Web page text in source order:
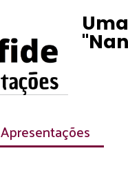
Apresentações